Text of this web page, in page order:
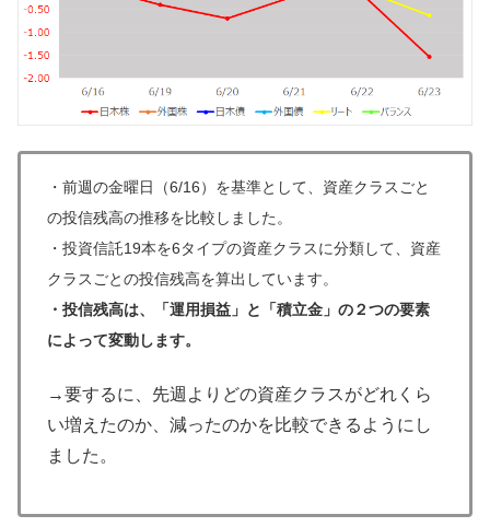
・ 前週の金曜日（6/16）を基準として、資産クラスごと
の投信残高の推移を比較しました。
・ 投資信託19本を6タイプの資産クラスに分類して、資産
クラスごとの投信残高を算出しています。
・投信残高は、「運用損益」と「積立金」の２つの要素
によって変動します。
→要するに、先週よりどの資産クラスがどれくら
い増えたのか、減ったのかを比較できるようにし
ました。